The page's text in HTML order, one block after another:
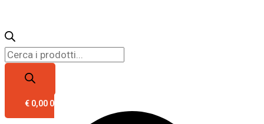
€ 0,00 0